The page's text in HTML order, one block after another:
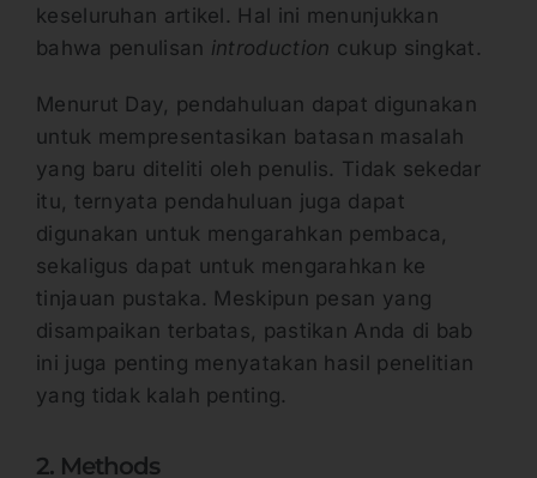
keseluruhan artikel. Hal ini menunjukkan
bahwa penulisan introduction cukup singkat.
Menurut Day, pendahuluan dapat digunakan
untuk mempresentasikan batasan masalah
yang baru diteliti oleh penulis. Tidak sekedar
itu, ternyata pendahuluan juga dapat
digunakan untuk mengarahkan pembaca,
sekaligus dapat untuk mengarahkan ke
tinjauan pustaka. Meskipun pesan yang
disampaikan terbatas, pastikan Anda di bab
ini juga penting menyatakan hasil penelitian
yang tidak kalah penting.
2. Methods